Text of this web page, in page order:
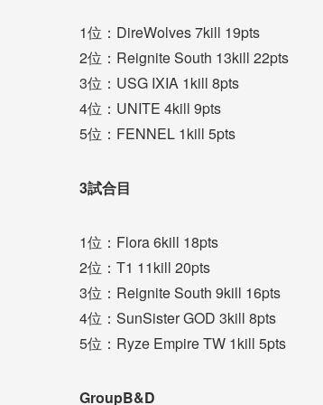
1位：DireWolves 7kill 19pts
2位：Reignite South 13kill 22pts
3位：USG IXIA 1kill 8pts
4位：UNITE 4kill 9pts
5位：FENNEL 1kill 5pts
3試合目
1位：Flora 6kill 18pts
2位：T1 11kill 20pts
3位：Reignite South 9kill 16pts
4位：SunSister GOD 3kill 8pts
5位：Ryze Empire TW 1kill 5pts
GroupB&D